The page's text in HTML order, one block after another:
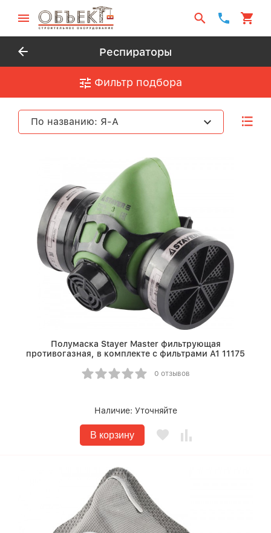
Респираторы
Фильтр подбора
По названию: Я-А
Полумаска Stayer Master фильтрующая
противогазная, в комплекте с фильтрами А1 11175
0 отзывов
Наличие: Уточняйте
В корзину